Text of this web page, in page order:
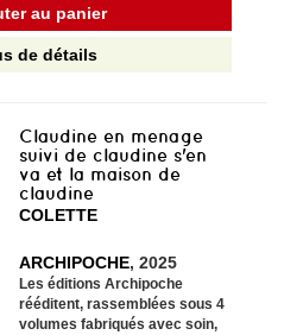
au panier
de détails
Claudine en menage
suivi de claudine s'en
va et la maison de
claudine
COLETTE
ARCHIPOCHE, 2025
Les éditions Archipoche
rééditent, rassemblées sous 4
volumes fabriqués avec soin,